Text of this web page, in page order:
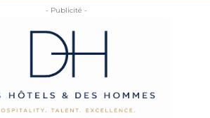
- Publicité -